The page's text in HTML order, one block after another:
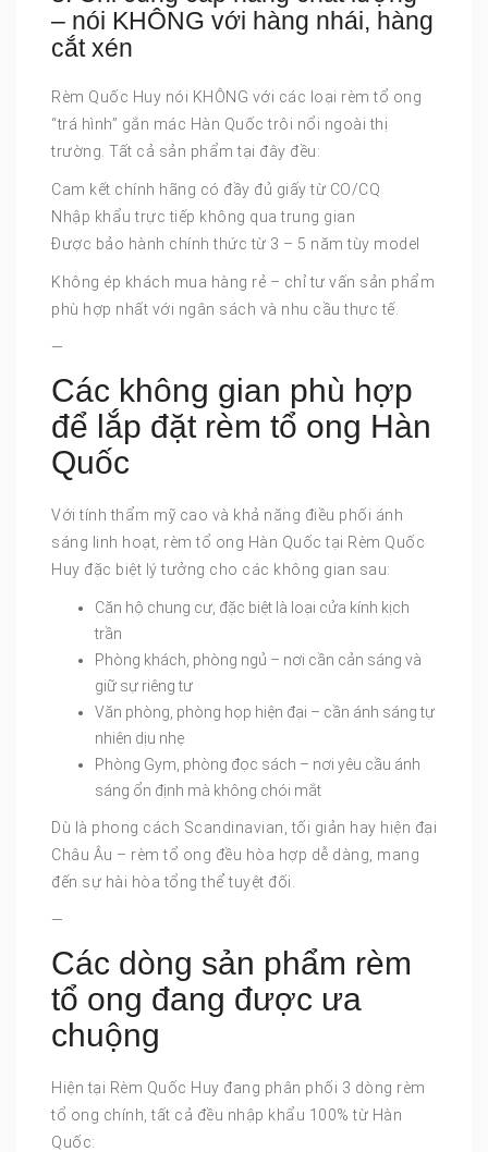
– nói KHÔNG với hàng nhái, hàng
cắt xén
Rèm Quốc Huy nói KHÔNG với các loại rèm tổ ong
“trá hình” gắn mác Hàn Quốc trôi nổi ngoài thị
trường. Tất cả sản phẩm tại đây đều:
Cam kết chính hãng có đầy đủ giấy từ CO/CQ
Nhập khẩu trực tiếp không qua trung gian
Được bảo hành chính thức từ 3 – 5 năm tùy model
Không ép khách mua hàng rẻ – chỉ tư vấn sản phẩm
phù hợp nhất với ngân sách và nhu cầu thực tế.
—
Các không gian phù hợp
để lắp đặt rèm tổ ong Hàn
Quốc
Với tính thẩm mỹ cao và khả năng điều phối ánh
sáng linh hoạt, rèm tổ ong Hàn Quốc tại Rèm Quốc
Huy đặc biệt lý tưởng cho các không gian sau:
Căn hộ chung cư, đặc biệt là loại cửa kính kịch
trần
Phòng khách, phòng ngủ – nơi cần cản sáng và
giữ sự riêng tư
Văn phòng, phòng họp hiện đại – cần ánh sáng tự
nhiên dịu nhẹ
Phòng Gym, phòng đọc sách – nơi yêu cầu ánh
sáng ổn định mà không chói mắt
Dù là phong cách Scandinavian, tối giản hay hiện đại
Châu Âu – rèm tổ ong đều hòa hợp dễ dàng, mang
đến sự hài hòa tổng thể tuyệt đối.
—
Các dòng sản phẩm rèm
tổ ong đang được ưa
chuộng
Hiện tại Rèm Quốc Huy đang phân phối 3 dòng rèm
tổ ong chính, tất cả đều nhập khẩu 100% từ Hàn
Quốc: